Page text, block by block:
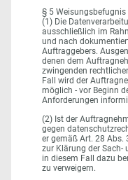
§ 5
(1) Die
ausschließlich im
und nach
Auftraggebers.
denen dem
zwingenden
Fall wird der
möglich - vor Beginn
Anforderungen
(2) Ist der
gegen
er gemäß Art. 28 Abs.
zur Klärung der Sach-
in diesem Fall dazu
zu verweigern.